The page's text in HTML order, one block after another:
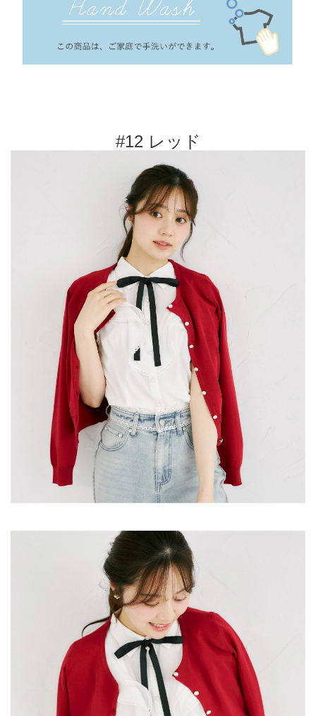
#12 レッド